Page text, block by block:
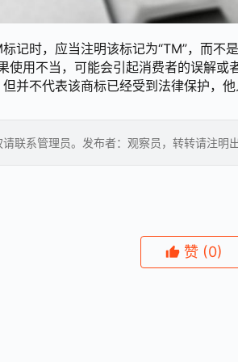
记时，应当注明该标记为“TM”，而不
使用不当，可能会引起消费者的误解
并不代表该商标已经受到法律保护，
联系管理员。发布者：观察员，转转请注明出
赞 (0)